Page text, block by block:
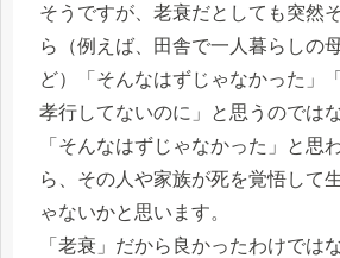
そうですが、老衰だとしても突然
ら（例えば、田舎で一人暮らしの
ど）「そんなはずじゃなかった」
孝行してないのに」と思うのでは
「そんなはずじゃなかった」と思
ら、その人や家族が死を覚悟して
ゃないかと思います。
「老衰」だから良かったわけでは